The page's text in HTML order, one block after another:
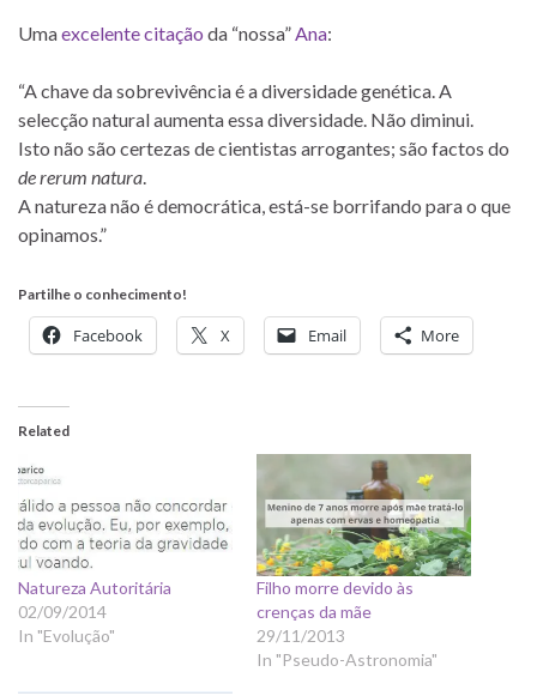
Umaexcelente citação da “nossa”Ana:
“A chave da sobrevivência é a diversidade genética. A
selecção natural aumenta essa diversidade. Não diminui.
Isto não são certezas de cientistas arrogantes; são factos do
de rerum natura.
A natureza não é democrática, está-se borrifando para o que
opinamos.”
Partilhe o conhecimento!
Facebook X Email More
Related
Natureza Autoritária
02/09/2014
In "Evolução"
Filho morre devido às
crenças da mãe
29/11/2013
In "Pseudo-Astronomia"